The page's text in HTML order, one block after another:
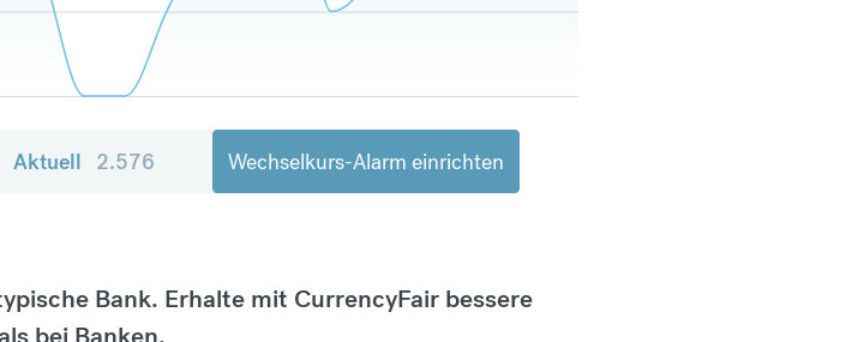
Aktuell 2.576 Wechselkurs-Alarm einrichten
Bank. Erhalte mit CurrencyFair bessere
bei Banken.